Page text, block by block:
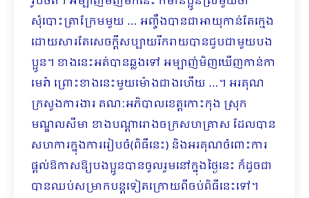
សុំបោះត្រាក្រែមមួយ … អញ្ចឹងបានជាអា​យុកាន់តែក្មេង
ដោយសារតែសេចក្ដីសប្បាយរីករាយបានជួបជាមួយបង
ប្អូន។ ខាងនេះអត់បានឆ្លងទៅ អម្បាញ់​មិញ​ឃើញកាន់កា
មេរ៉ា ព្រោះខាងនេះមួយម៉ោងជាងហើយ …។ អរគុណ
ក្រសួងការងារ គណៈអភិបាលខេត្តកោះ​កុង ស្រុក
មណ្ឌលសីមា ខាងបណ្ដារោងចក្រសហគ្រាស ដែលបាន
សហការក្នុងការរៀបចំ(ពិធីនេះ) និងអរគុណចំពោះការ
ផ្ដល់ឱកាសឱ្យបងប្អូនបានចូលរួមនៅក្នុងថ្ងៃនេះ ក៏ដូចជា
បានឈប់សម្រាកបន្តទៀតក្រោយពីចប់ពិធីនេះទៅ។